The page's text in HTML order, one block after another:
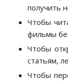
получить
Чтобы
фильмы
Чтобы
статьям,
Чтобы